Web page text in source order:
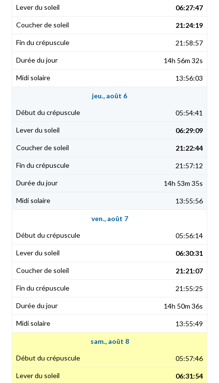
06:27:47
21:24:19
21:58:57
14h 56m 32s
13:56:03
jeu., août 6
05:54:41
06:29:09
21:22:44
21:57:12
14h 53m 35s
13:55:56
ven., août 7
05:56:14
06:30:31
21:21:07
21:55:25
14h 50m 36s
13:55:49
sam., août 8
05:57:46
06:31:54